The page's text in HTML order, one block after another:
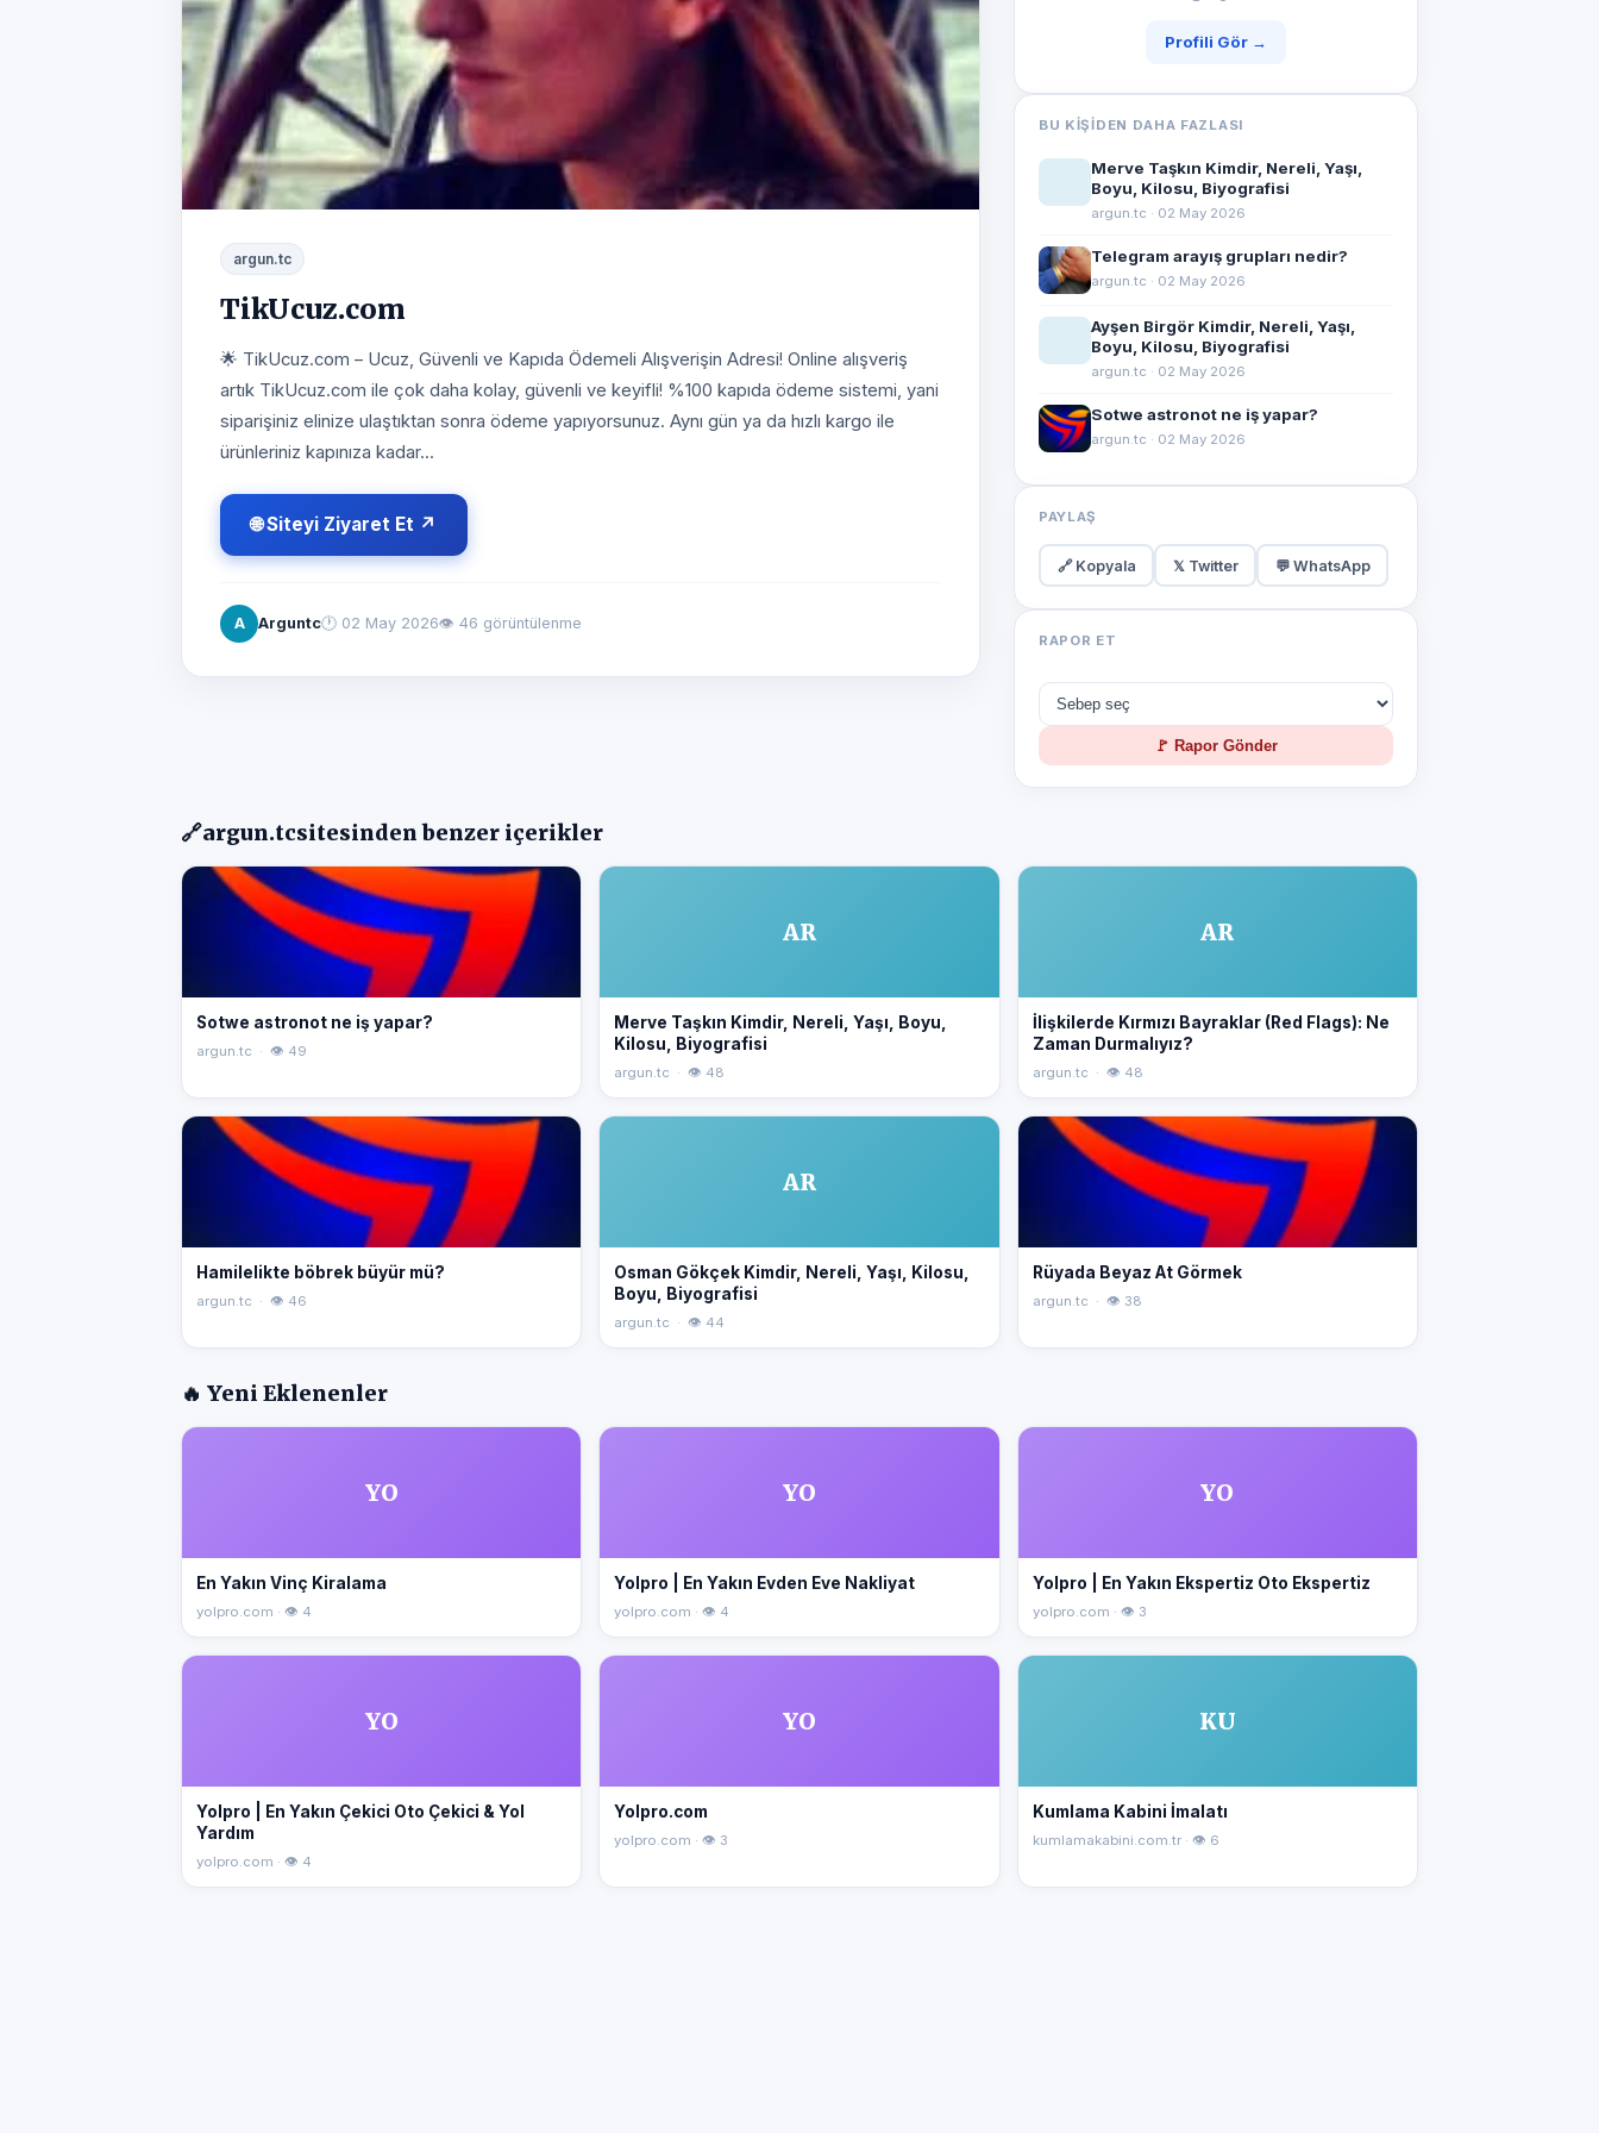
argun.tc
TikUcuz.com
🌟 TikUcuz.com – Ucuz, Güvenli ve Kapıda Ödemeli Alışverişin Adresi! Online alışveriş
artık TikUcuz.com ile çok daha kolay, güvenli ve keyifli! %100 kapıda ödeme sistemi, yani
siparişiniz elinize ulaştıktan sonra ödeme yapıyorsunuz. Aynı gün ya da hızlı kargo ile
ürünleriniz kapınıza kadar...
🌐 Siteyi Ziyaret Et ↗
A Arguntc🕐 02 May 2026👁 46 görüntülenme
Profili Gör →
BU KIŞIDEN DAHA FAZLASI
Merve Taşkın Kimdir, Nereli, Yaşı,
Boyu, Kilosu, Biyografisi
argun.tc · 02 May 2026
Telegram arayış grupları nedir?
argun.tc · 02 May 2026
Ayşen Birgör Kimdir, Nereli, Yaşı,
Boyu, Kilosu, Biyografisi
argun.tc · 02 May 2026
Sotwe astronot ne iş yapar?
argun.tc · 02 May 2026
PAYLAŞ
🔗 Kopyala 𝕏 Twitter 💬 WhatsApp
RAPOR ET
🚩 Rapor Gönder
🔗argun.tcsitesinden benzer içerikler
Sotwe astronot ne iş yapar?
argun.tc · 👁 49
AR
Merve Taşkın Kimdir, Nereli, Yaşı, Boyu,
Kilosu, Biyografisi
argun.tc · 👁 48
AR
İlişkilerde Kırmızı Bayraklar (Red Flags): Ne
Zaman Durmalıyız?
argun.tc · 👁 48
Hamilelikte böbrek büyür mü?
argun.tc · 👁 46
AR
Osman Gökçek Kimdir, Nereli, Yaşı, Kilosu,
Boyu, Biyografisi
argun.tc · 👁 44
Rüyada Beyaz At Görmek
argun.tc · 👁 38
🔥 Yeni Eklenenler
YO
En Yakın Vinç Kiralama
yolpro.com · 👁 4
YO
Yolpro | En Yakın Evden Eve Nakliyat
yolpro.com · 👁 4
YO
Yolpro | En Yakın Ekspertiz Oto Ekspertiz
yolpro.com · 👁 3
YO
Yolpro | En Yakın Çekici Oto Çekici & Yol
Yardım
yolpro.com · 👁 4
YO
Yolpro.com
yolpro.com · 👁 3
KU
Kumlama Kabini İmalatı
kumlamakabini.com.tr · 👁 6